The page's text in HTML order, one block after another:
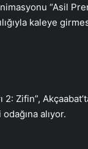
“Asil
kaleye
2: Zifin”,
alıyor.